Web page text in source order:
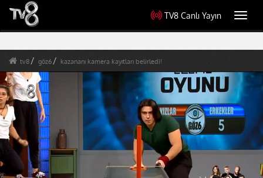
TV8 Canlı Yayın
tv8 göz6 kazananı kamera kayıtları belirledi!